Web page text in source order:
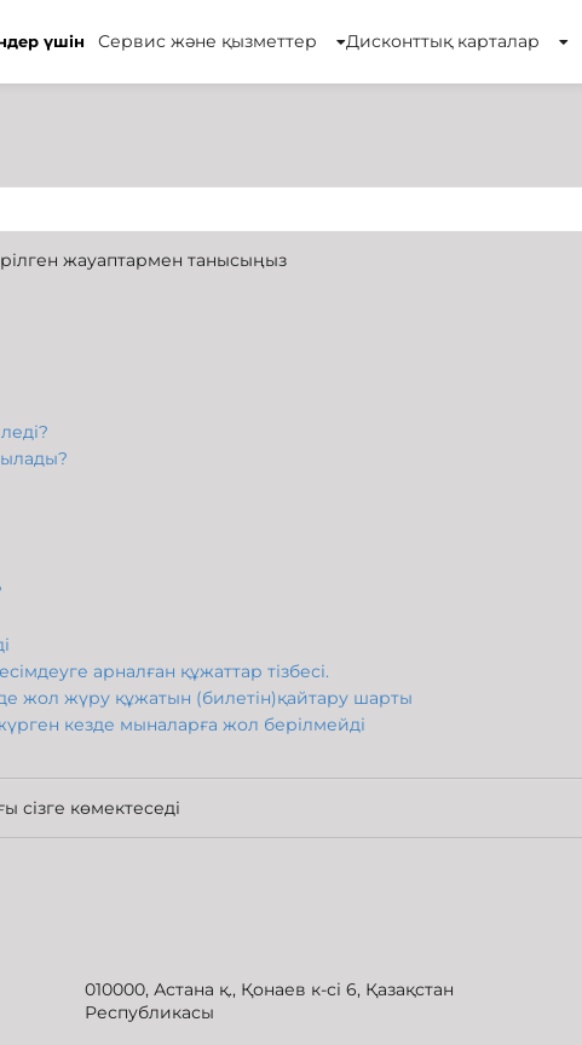
үшін Сервис және қызметтер Дисконттық карталар
жауаптармен танысыңыз
арналған құжаттар тізбесі.
жол жүру құжатын (билетін)қайтару шарты
кезде мыналарға жол берілмейді
сізге көмектеседі
010000, Астана қ., Қонаев к-сі 6, Қазақстан
Республикасы